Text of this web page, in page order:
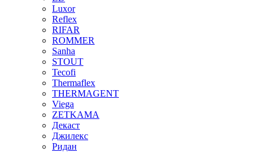
Luxor
Reflex
RIFAR
ROMMER
Sanha
STOUT
Tecofi
Thermaflex
THERMAGENT
Viega
ZETKAMA
Декаст
Джилекс
Ридан